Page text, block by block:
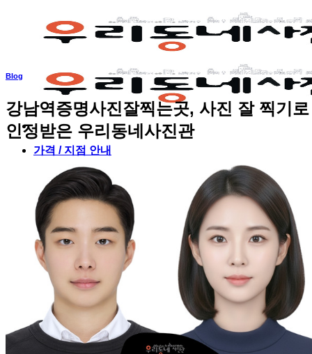
가격 / 지점 안내
증명사진 여권사진
증명사진
십이계절 증명사진 | 12 SEASONS PHOTO
여권사진
메이크업 패키지
취업사진
취업사진 메이크업
십이계절 취업사진 | 12 SEASONS PHOTO
승무원사진
간호사 취업사진
프로필사진
십이계절 프로필사진 | 12 SEASONS PROFILE
PHOTO
Blog
강남역증명사진잘찍는곳, 사진 잘 찍기로
인정받은 우리동네사진관